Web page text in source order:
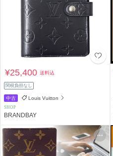
¥25,400送料込
関税負担なし
中古 Louis Vuitton
SHOP
BRANDBAY